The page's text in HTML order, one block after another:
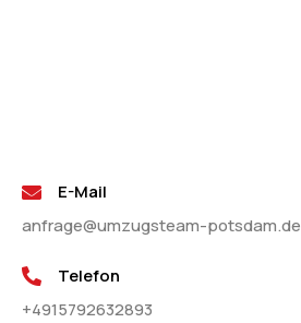
E-Mail
anfrage@umzugsteam-potsdam.de
Telefon
+4915792632893